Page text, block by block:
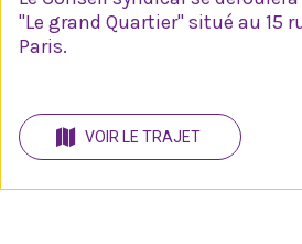
"Le grand Quartier" situé au 15
Paris.
VOIR LE TRAJET